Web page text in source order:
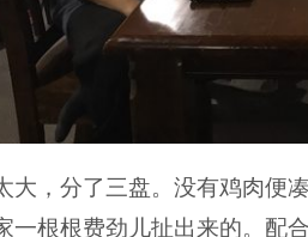
大，分了三盘。没有鸡肉便
一根根费劲儿扯出来的。配